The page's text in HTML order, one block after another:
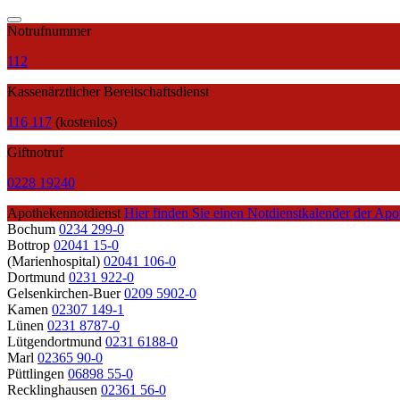
Notrufnummer
112
Kassenärztlicher Bereitschaftsdienst
116 117 (kostenlos)
Giftnotruf
0228 19240
Apothekennotdienst Hier finden Sie einen Notdienstkalender der
Bochum 0234 299-0
Bottrop 02041 15-0
(Marienhospital) 02041 106-0
Dortmund 0231 922-0
Gelsenkirchen-Buer 0209 5902-0
Kamen 02307 149-1
Lünen 0231 8787-0
Lütgendortmund 0231 6188-0
Marl 02365 90-0
Püttlingen 06898 55-0
Recklinghausen 02361 56-0